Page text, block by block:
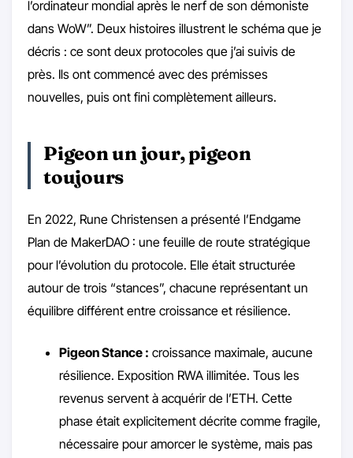
l’ordinateur mondial après le nerf de son démoniste
dans WoW”. Deux histoires illustrent le schéma que je
décris : ce sont deux protocoles que j’ai suivis de
près. Ils ont commencé avec des prémisses
nouvelles, puis ont fini complètement ailleurs.
Pigeon un jour, pigeon
toujours
En 2022, Rune Christensen a présenté l’Endgame
Plan de MakerDAO : une feuille de route stratégique
pour l’évolution du protocole. Elle était structurée
autour de trois “stances”, chacune représentant un
équilibre différent entre croissance et résilience.
Pigeon Stance : croissance maximale, aucune
résilience. Exposition RWA illimitée. Tous les
revenus servent à acquérir de l’ETH. Cette
phase était explicitement décrite comme fragile,
nécessaire pour amorcer le système, mais pas